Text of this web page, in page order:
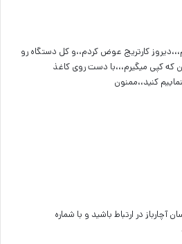
پیرینتر سه کاره ۱۹۰۰ دارم،،،دیروز کارتریج عوض کردم،،و کل دستگاه رو
که کپی میگیرم،،،با دست روی کاغذ
کنید،،ممنون
آچارباز در ارتباط باشید و با شماره